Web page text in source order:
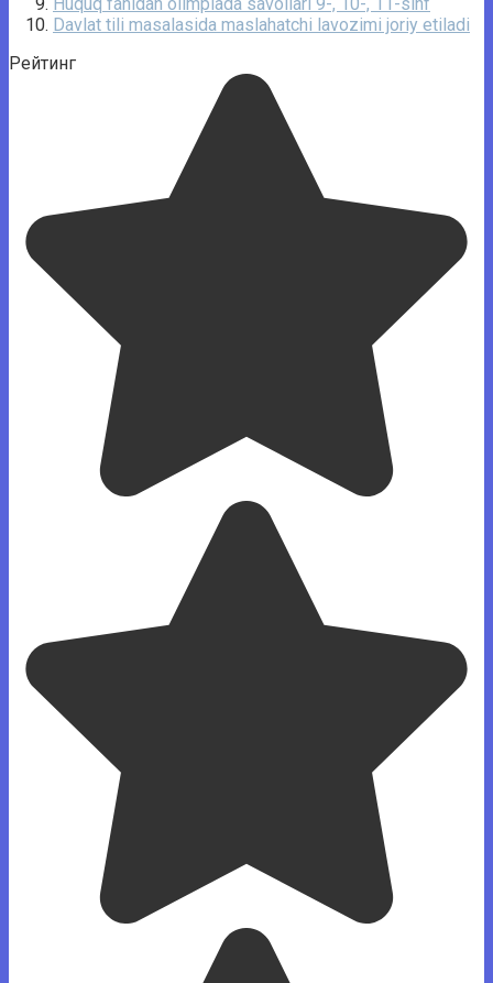
Davlat tili masalasida maslahatchi lavozimi joriy etiladi
Рейтинг